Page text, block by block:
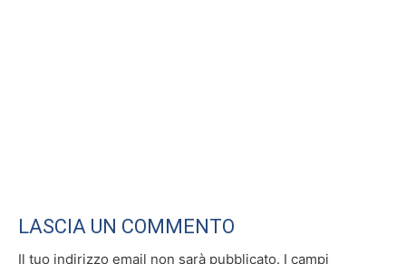
LASCIA UN COMMENTO
Il tuo indirizzo email non sarà pubblicato. I campi